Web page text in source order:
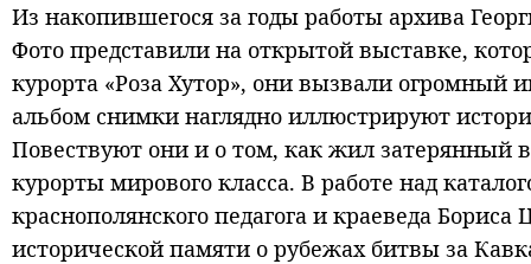
Из накопившегося за годы работы архива
Фото представили на открытой выставке,
курорта «Роза Хутор», они вызвали огромный
альбом снимки наглядно иллюстрируют
Повествуют они и о том, как жил затерянный
курорты мирового класса. В работе над
краснополянского педагога и краеведа
исторической памяти о рубежах битвы за